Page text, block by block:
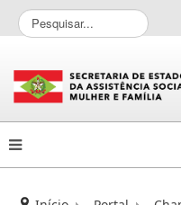
P
e
q
u
i
s
a